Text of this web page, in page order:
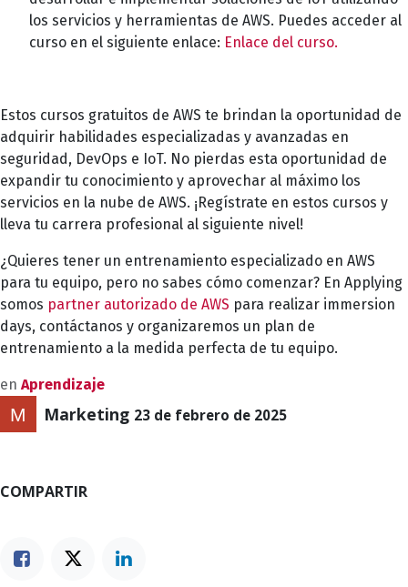
los servicios y herramientas de AWS. Puedes acceder al
curso en el siguiente enlace: Enlace del curso.
Estos cursos gratuitos de AWS te brindan la oportunidad de
adquirir habilidades especializadas y avanzadas en
seguridad, DevOps e IoT. No pierdas esta oportunidad de
expandir tu conocimiento y aprovechar al máximo los
servicios en la nube de AWS. ¡Regístrate en estos cursos y
lleva tu carrera profesional al siguiente nivel!
¿Quieres tener un entrenamiento especializado en AWS
para tu equipo, pero no sabes cómo comenzar? En Applying
somos partner autorizado de AWS para realizar immersion
days, contáctanos y organizaremos un plan de
entrenamiento a la medida perfecta de tu equipo.
en Aprendizaje
Marketing 23 de febrero de 2025
COMPARTIR